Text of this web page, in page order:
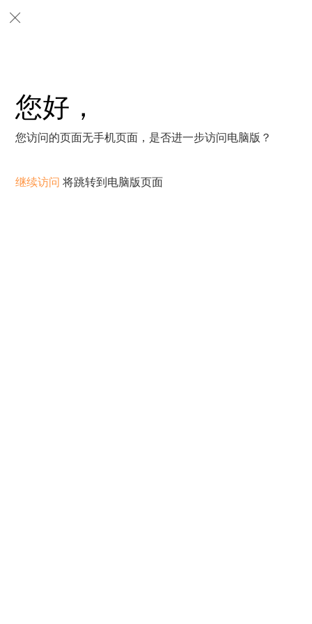
您好，
您访问的页面无手机页面，是否进一步访问电脑版？
继续访问 将跳转到电脑版页面